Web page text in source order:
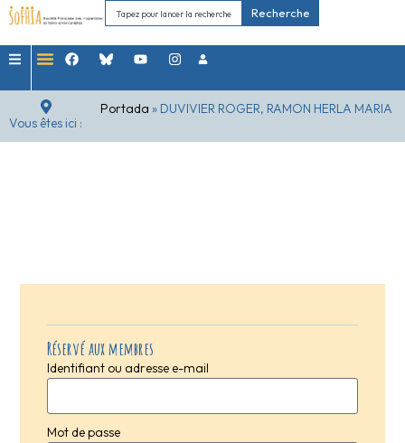
Recherche
Vous êtes ici :
Portada » DUVIVIER ROGER, RAMON HERLA MARIA
Réservé aux membres
Identifiant ou adresse e-mail
Mot de passe